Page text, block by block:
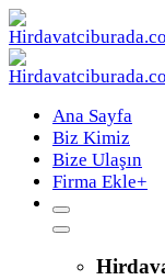
Ana Sayfa
Biz Kimiz
Bize Ulaşın
Firma Ekle+